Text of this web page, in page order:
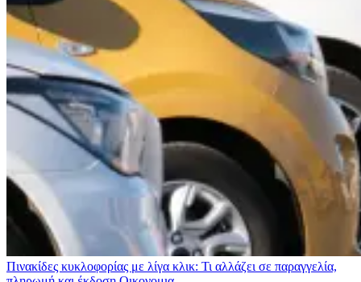
Πινακίδες κυκλοφορίας με λίγα κλικ: Τι αλλάζει σε παραγγελία,